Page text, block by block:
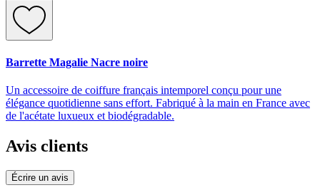
Barrette Magalie Nacre noire
Un accessoire de coiffure français intemporel conçu pour une
élégance quotidienne sans effort. Fabriqué à la main en France avec
de l'acétate luxueux et biodégradable.
Avis clients
Écrire un avis